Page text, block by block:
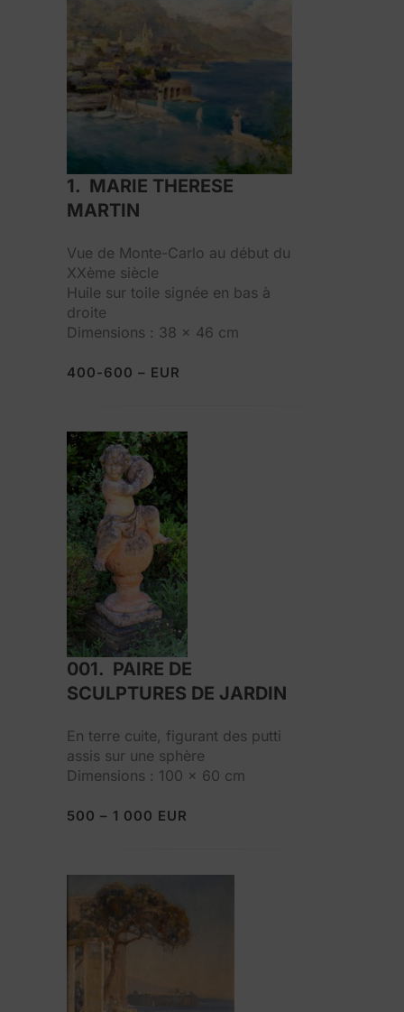
1. MARIE THERESE
MARTIN
Vue de Monte-Carlo au début du
XXème siècle
Huile sur toile signée en bas à
droite
Dimensions : 38 x 46 cm
400-600 – EUR
001. PAIRE DE
SCULPTURES DE JARDIN
En terre cuite, figurant des putti
assis sur une sphère
Dimensions : 100 x 60 cm
500 – 1 000 EUR